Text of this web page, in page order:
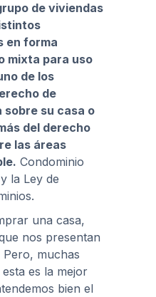
de viviendas
en forma
mixta para uso
de los
de
su casa o
del derecho
las áreas
Condominio
la Ley de
una casa,
nos presentan
Pero, muchas
es la mejor
bien el